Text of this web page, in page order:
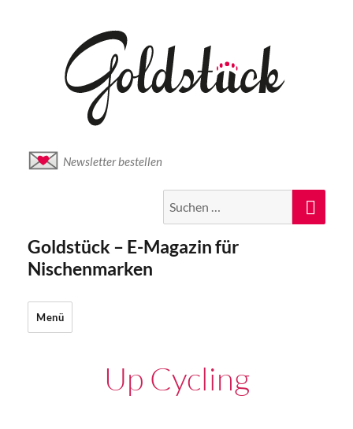
Newsletter bestellen
nach:
Goldstück – E-Magazin für
Nischenmarken
Menü
Up Cycling